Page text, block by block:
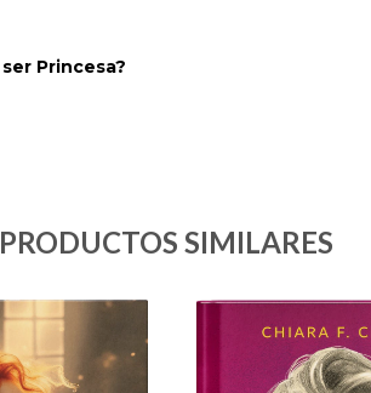
Princesa?
PRODUCTOS SIMILARES